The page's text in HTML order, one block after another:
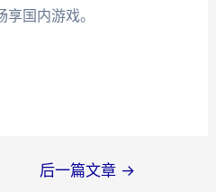
国内游戏。
后一篇文章 →